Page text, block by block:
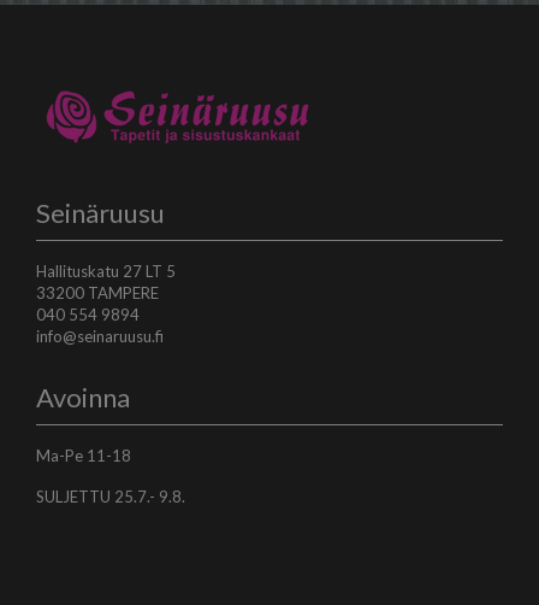
Seinäruusu
Hallituskatu 27 LT 5
33200 TAMPERE
040 554 9894
info@seinaruusu.fi
Avoinna
Ma-Pe 11-18
SULJETTU 25.7.- 9.8.